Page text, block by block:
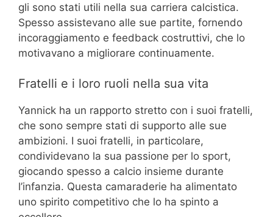
gli sono stati utili nella sua carriera calcistica.
Spesso assistevano alle sue partite, fornendo
incoraggiamento e feedback costruttivi, che lo
motivavano a migliorare continuamente.
Fratelli e i loro ruoli nella sua vita
Yannick ha un rapporto stretto con i suoi fratelli,
che sono sempre stati di supporto alle sue
ambizioni. I suoi fratelli, in particolare,
condividevano la sua passione per lo sport,
giocando spesso a calcio insieme durante
l’infanzia. Questa camaraderie ha alimentato
uno spirito competitivo che lo ha spinto a